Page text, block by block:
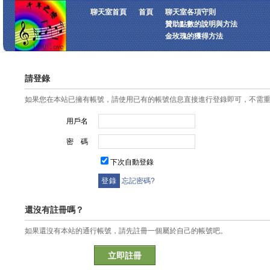
聊天室首頁 首頁
聊天室各項守則
贊助點數的說明與方法
金玫瑰的獲得方法
請登錄
如果您在本站已擁有帳號，請使用已有的帳號信息直接進行登錄即可，不需
用戶名
密 碼
下次自動登錄
忘記密碼?
還沒有註冊嗎？
如果還沒有本站的通行帳號，請先註冊一個屬於自己的帳號吧。
立即註冊